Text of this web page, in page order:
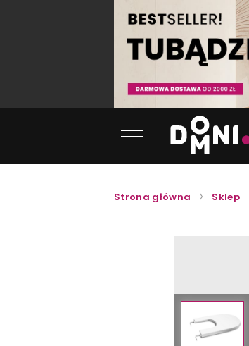
Strona główna Sklep